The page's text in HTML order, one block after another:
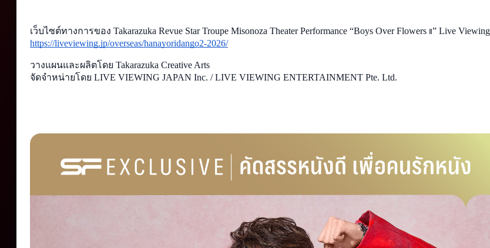
เว็บไซต์ทางการของ Takarazuka Revue Star Troupe Misonoza Theater Performance “Boys Over Flowers ” Live
https://liveviewing.jp/overseas/hanayoridango2-2026/
วางแผนและผลิตโดย Takarazuka Creative Arts
จัดจำหน่ายโดย LIVE VIEWING JAPAN Inc. / LIVE VIEWING ENTERTAINMENT Pte. Ltd.